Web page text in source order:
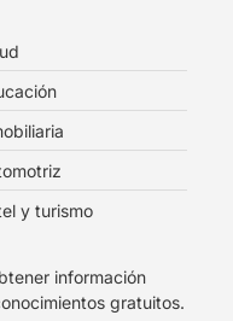
y turismo
información
gratuitos.